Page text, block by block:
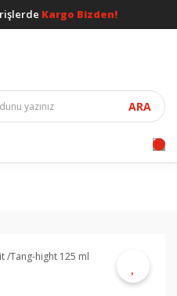
Kargo Bizden!
ARA